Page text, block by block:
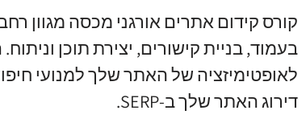
קורס קידום אתרים אורגני מכסה מגוון
בעמוד, בניית קישורים, יצירת תוכן
לאופטימיזציה של האתר שלך למנועי
דירוג האתר שלך ב-SERP.